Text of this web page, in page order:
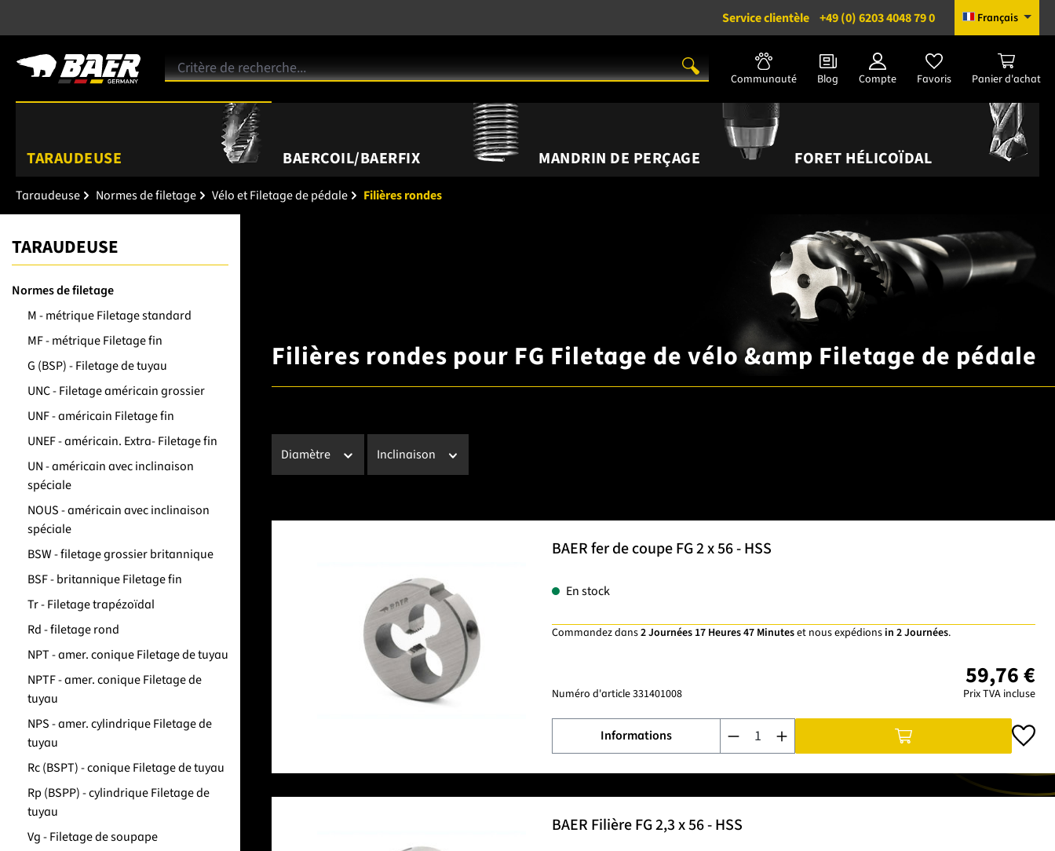
Service clientèle +49 (0) 6203 4048 79 0 Français
Communauté Blog Compte Favoris Panier d'achat
TARAUDEUSE BAERCOIL/BAERFIX MANDRIN DE PERÇAGE FORET HÉLICOÏDAL
Taraudeuse Normes de filetage Vélo et Filetage de pédale Filières rondes
TARAUDEUSE
Normes de filetage
M - métrique Filetage standard
MF - métrique Filetage fin
G (BSP) - Filetage de tuyau
UNC - Filetage américain grossier
UNF - américain Filetage fin
UNEF - américain. Extra- Filetage fin
UN - américain avec inclinaison
spéciale
NOUS - américain avec inclinaison
spéciale
BSW - filetage grossier britannique
BSF - britannique Filetage fin
Tr - Filetage trapézoïdal
Rd - filetage rond
NPT - amer. conique Filetage de tuyau
NPTF - amer. conique Filetage de
tuyau
NPS - amer. cylindrique Filetage de
tuyau
Rc (BSPT) - conique Filetage de tuyau
Rp (BSPP) - cylindrique Filetage de
tuyau
Vg - Filetage de soupape
Filières rondes pour FG Filetage de vélo &amp Filetage de pédale
Diamètre Inclinaison
BAER fer de coupe FG 2 x 56 - HSS
En stock
Commandez dans2 Journées 17 Heures 47 Minuteset nous expédions in 2 Journées.
Numéro d'article331401008
59,76 €
Prix TVA incluse
Informations
Quantité de produit : Entrez la quantité souhaitée ou
BAER Filière FG 2,3 x 56 - HSS